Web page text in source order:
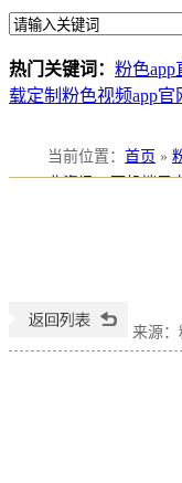
热门关键词： 粉色app
载定制 粉色视频app
当前位置 ： 首页 »
业资讯»耳机端子
来源